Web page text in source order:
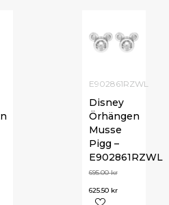
E902861RZWL
Disney
Örhängen
Musse
Pigg –
E902861RZWL
695.00kr
625.50 kr